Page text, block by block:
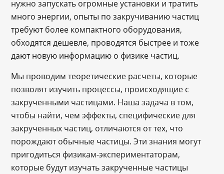
нужно запускать огромные установки и тратить
много энергии, опыты по закручиванию частиц
требуют более компактного оборудования,
обходятся дешевле, проводятся быстрее и тоже
дают новую информацию о физике частиц.
Мы проводим теоретические расчеты, которые
позволят изучить процессы, происходящие с
закрученными частицами. Наша задача в том,
чтобы найти, чем эффекты, специфические для
закрученных частиц, отличаются от тех, что
порождают обычные частицы. Эти знания могут
пригодиться физикам-экспериментаторам,
которые будут изучать закрученные частицы